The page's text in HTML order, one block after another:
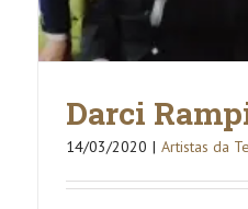
Darci
14/03/2020 | Artistas da